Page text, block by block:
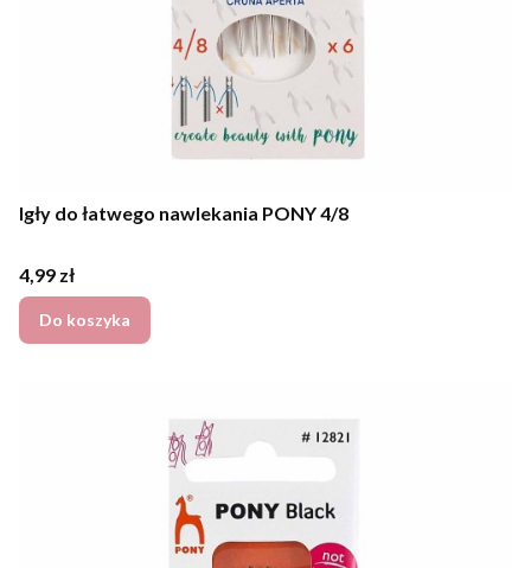
Igły do łatwego nawlekania PONY 4/8
Cena
4,99 zł
Do koszyka